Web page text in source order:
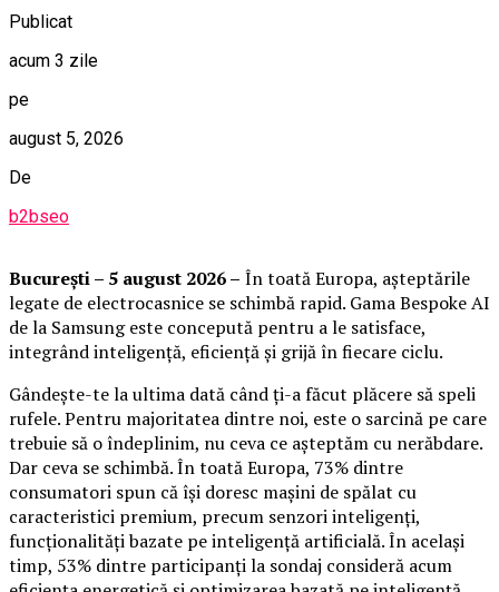
Publicat
acum 3 zile
pe
august 5, 2026
De
b2bseo
București – 5 august 2026 – În toată Europa, așteptările
legate de electrocasnice se schimbă rapid. Gama Bespoke AI
de la Samsung este concepută pentru a le satisface,
integrând inteligență, eficiență și grijă în fiecare ciclu.
Gândește-te la ultima dată când ți-a făcut plăcere să speli
rufele. Pentru majoritatea dintre noi, este o sarcină pe care
trebuie să o îndeplinim, nu ceva ce așteptăm cu nerăbdare.
Dar ceva se schimbă. În toată Europa, 73% dintre
consumatori spun că își doresc mașini de spălat cu
caracteristici premium, precum senzori inteligenți,
funcționalități bazate pe inteligență artificială. În același
timp, 53% dintre participanți la sondaj consideră acum